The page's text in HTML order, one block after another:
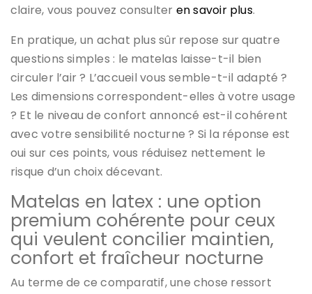
claire, vous pouvez consulter en savoir plus.
En pratique, un achat plus sûr repose sur quatre
questions simples : le matelas laisse-t-il bien
circuler l’air ? L’accueil vous semble-t-il adapté ?
Les dimensions correspondent-elles à votre usage
? Et le niveau de confort annoncé est-il cohérent
avec votre sensibilité nocturne ? Si la réponse est
oui sur ces points, vous réduisez nettement le
risque d’un choix décevant.
Matelas en latex : une option
premium cohérente pour ceux
qui veulent concilier maintien,
confort et fraîcheur nocturne
Au terme de ce comparatif, une chose ressort